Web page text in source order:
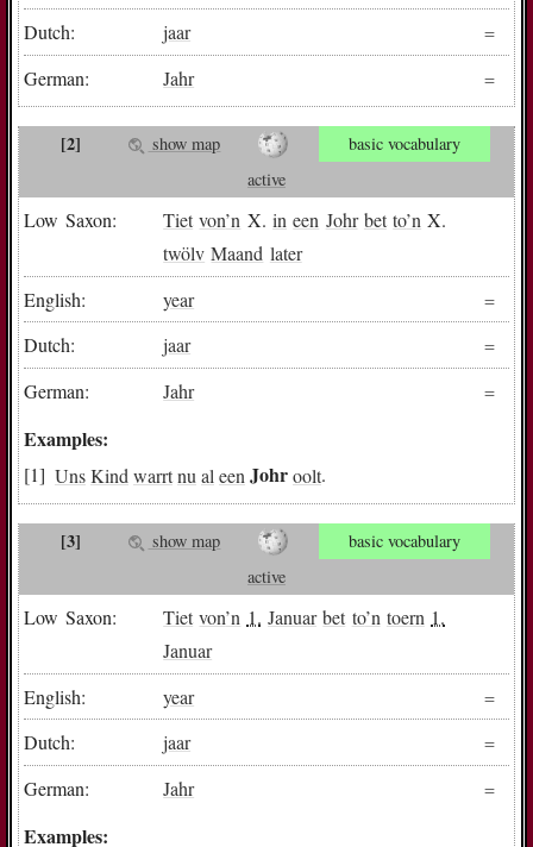
Dutch:
jaar
German:
Jahr
[2] show map
basic vocabulary
active
Low Saxon: Tiet von’n X.in een Johr bet to’n X.
twölv Maand later
English:
year
Dutch:
jaar
German:
Jahr
Examples:
UnsKind warrtnu al een Johroolt.
[3] show map
basic vocabulary
active
Low Saxon: Tiet von’n 1. Januar bet to’n toern 1.
Januar
English:
year
Dutch:
jaar
German:
Jahr
Examples: